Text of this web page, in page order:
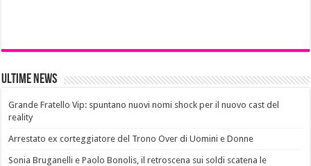
Ultime News
Grande Fratello Vip: spuntano nuovi nomi shock per il nuovo cast del
reality
Arrestato ex corteggiatore del Trono Over di Uomini e Donne
Sonia Bruganelli e Paolo Bonolis, il retroscena sui soldi scatena le